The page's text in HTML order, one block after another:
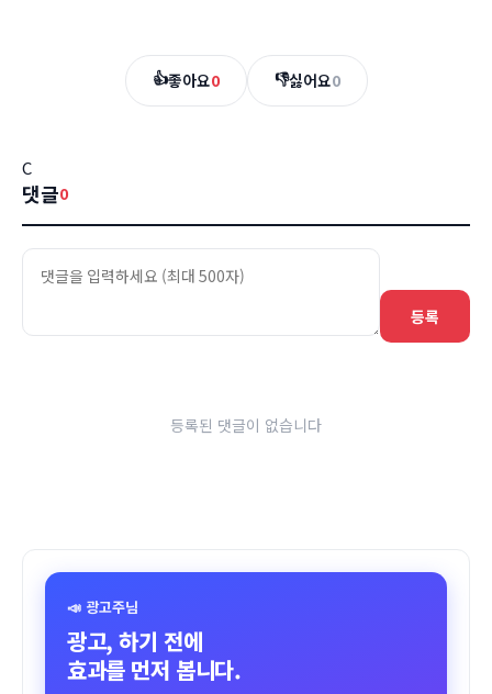
👍좋아요0 👎싫어요0
C
댓글0
등록
등록된 댓글이 없습니다
📣 광고주님
광고, 하기 전에
효과를 먼저 봅니다.